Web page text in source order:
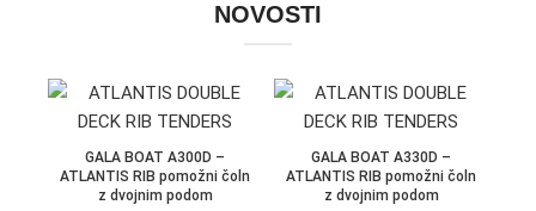
NOVOSTI
GALA BOAT A300D –
ATLANTIS RIB pomožni čoln
z dvojnim podom
GALA BOAT A330D –
ATLANTIS RIB pomožni čoln
z dvojnim podom